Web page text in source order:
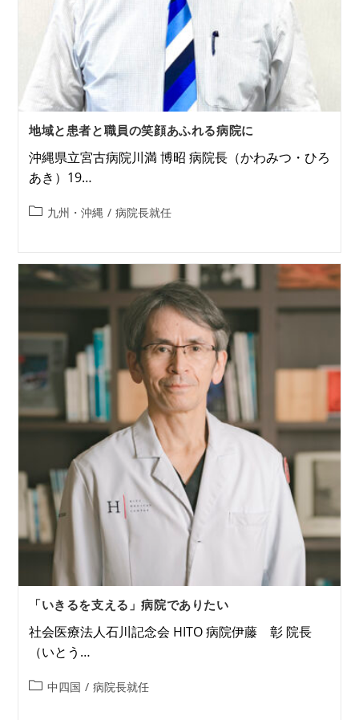
地域と患者と職員の笑顔あふれる病院に
沖縄県立宮古病院川満 博昭 病院長（かわみつ・ひろ
あき）19…
九州・沖縄 / 病院長就任
「いきるを支える」病院でありたい
社会医療法人石川記念会 HITO 病院伊藤 彰 院長
（いとう…
中四国 / 病院長就任